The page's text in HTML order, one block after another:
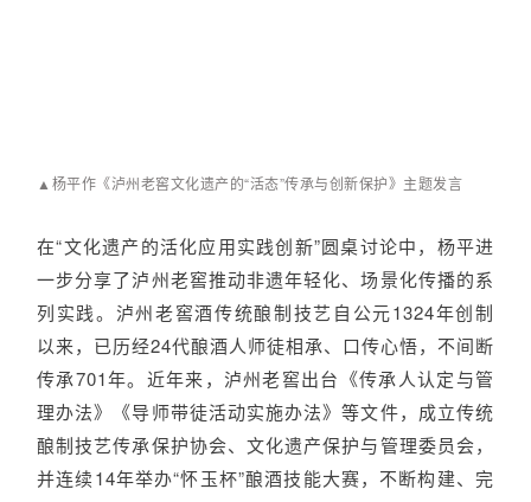
▲杨平作《泸州老窖文化遗产的“活态”传承与创新保护》主题发言
在“文化遗产的活化应用实践创新”圆桌讨论中，杨平进
一步分享了泸州老窖推动非遗年轻化、场景化传播的系
列实践。泸州老窖酒传统酿制技艺自公元1324年创制
以来，已历经24代酿酒人师徒相承、口传心悟，不间断
传承701年。近年来，泸州老窖出台《传承人认定与管
理办法》《导师带徒活动实施办法》等文件，成立传统
酿制技艺传承保护协会、文化遗产保护与管理委员会，
并连续14年举办“怀玉杯”酿酒技能大赛，不断构建、完